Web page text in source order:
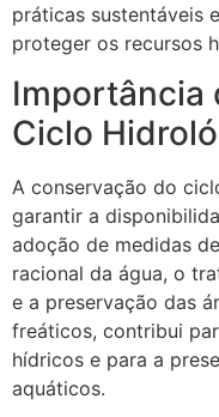
práticas sustentáveis
proteger os recursos
Importância
Ciclo
A conservação do
garantir a
adoção de medidas
racional da água, o
e a preservação das
freáticos, contribui
hídricos e para a
aquáticos.